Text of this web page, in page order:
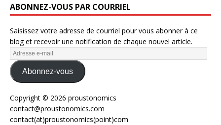
ABONNEZ-VOUS PAR COURRIEL
Saisissez votre adresse de courriel pour vous abonner à ce
blog et recevoir une notification de chaque nouvel article.
Abonnez-vous
Copyright © 2026 proustonomics
contact@proustonomics.com
contact(at)proustonomics(point)com